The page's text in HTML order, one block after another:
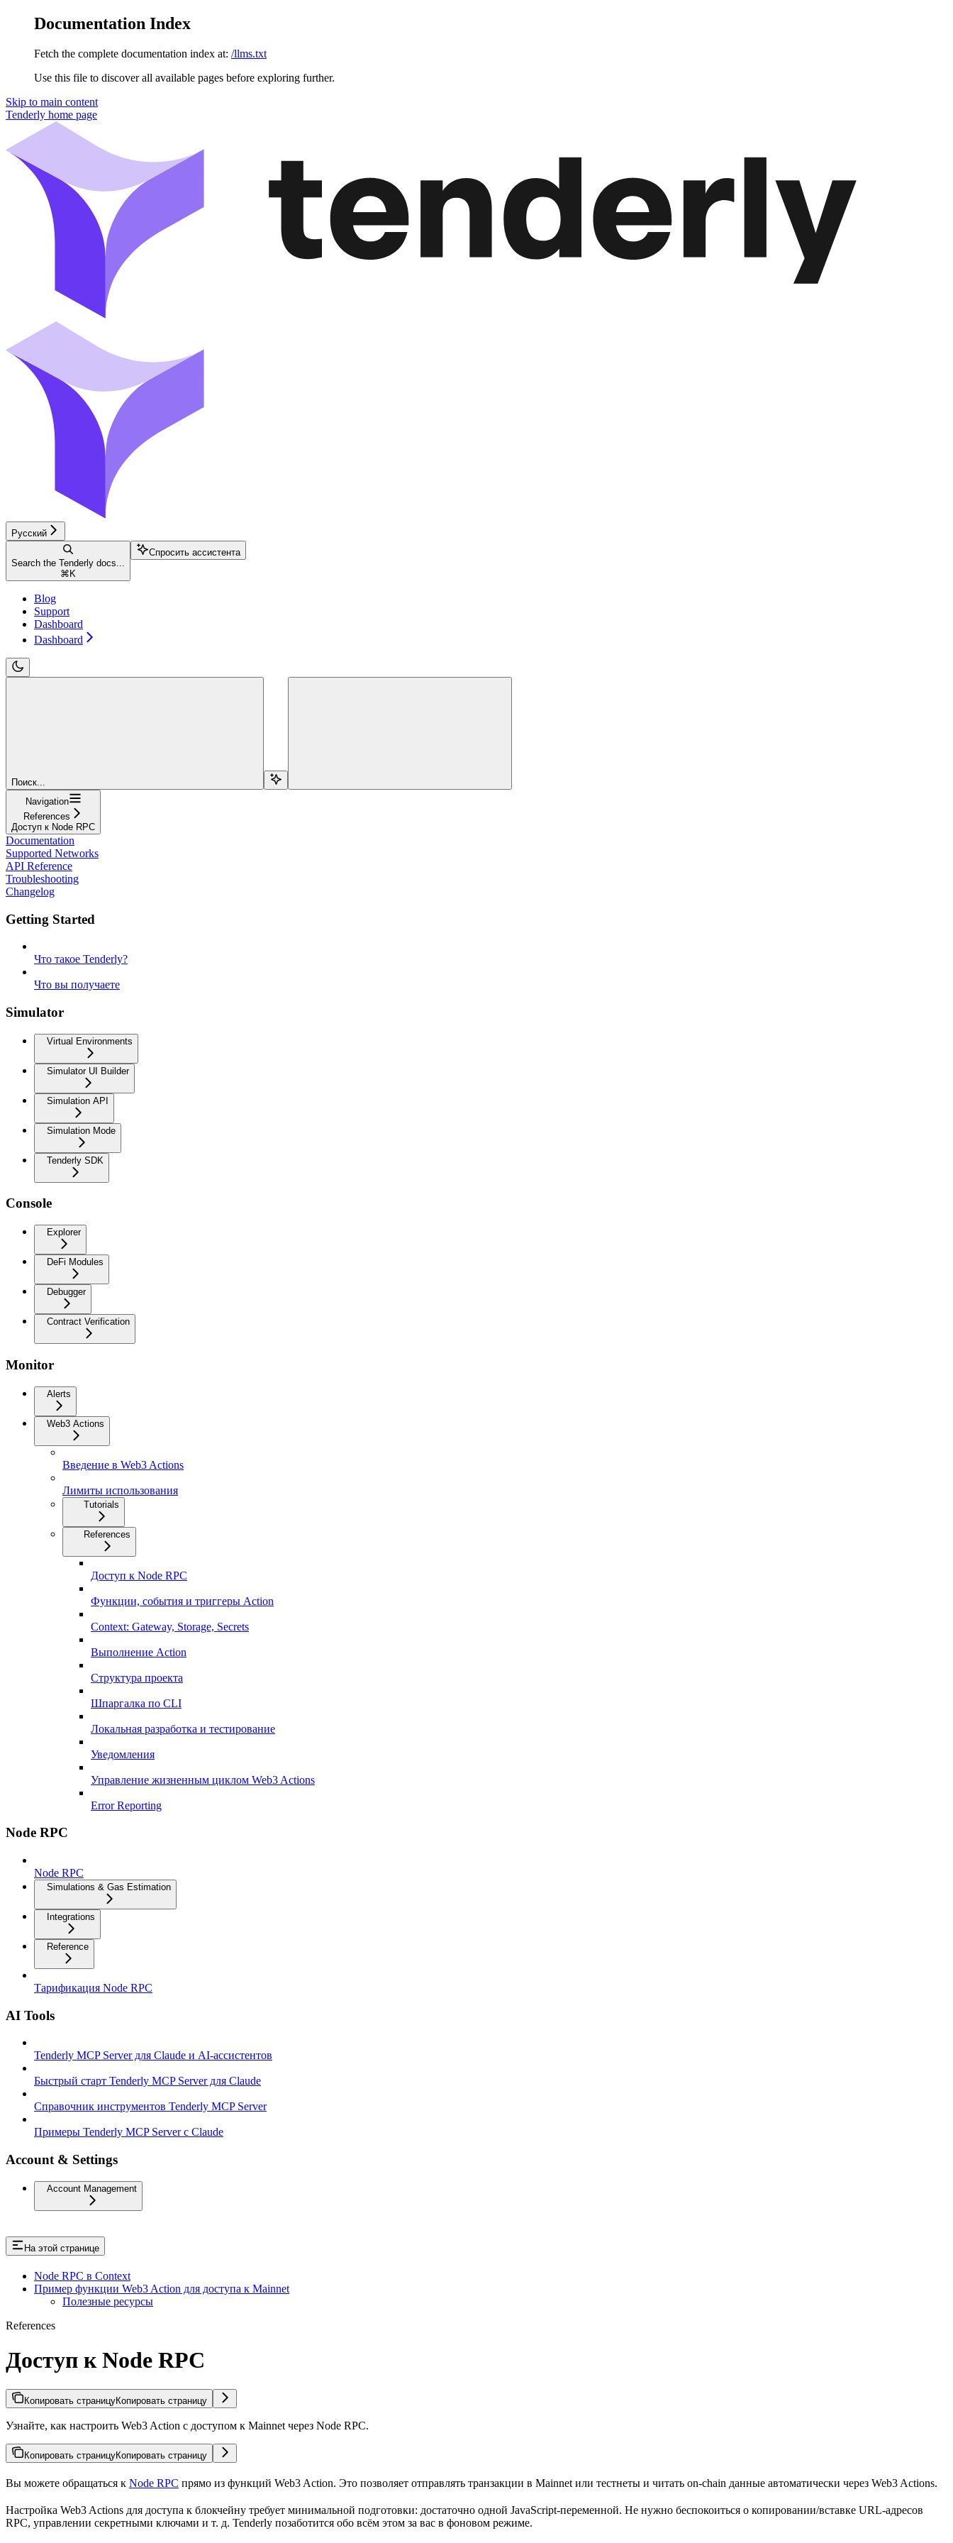
Documentation Index
Fetch the complete documentation index at: /llms.txt
Use this file to discover all available pages before exploring further.
Skip to main content
Tenderly home page
Русский
Search the Tenderly docs...
⌘ K
Спросить ассистента
Blog
Support
Dashboard
Dashboard
Поиск...
Navigation
References
Доступ к Node RPC
Documentation
Supported Networks
API Reference
Troubleshooting
Changelog
Getting Started
Что такое Tenderly?
Что вы получаете
Simulator
Virtual Environments
Simulator UI Builder
Simulation API
Simulation Mode
Tenderly SDK
Console
Explorer
DeFi Modules
Debugger
Contract Verification
Monitor
Alerts
Web3 Actions
Введение в Web3 Actions
Лимиты использования
Tutorials
References
Доступ к Node RPC
Функции, события и триггеры Action
Context: Gateway, Storage, Secrets
Выполнение Action
Структура проекта
Шпаргалка по CLI
Локальная разработка и тестирование
Уведомления
Управление жизненным циклом Web3 Actions
Error Reporting
Node RPC
Node RPC
Simulations & Gas Estimation
Integrations
Reference
Тарификация Node RPC
AI Tools
Tenderly MCP Server для Claude и AI-ассистентов
Быстрый старт Tenderly MCP Server для Claude
Справочник инструментов Tenderly MCP Server
Примеры Tenderly MCP Server с Claude
Account & Settings
Account Management
На этой странице
Node RPC в Context
Пример функции Web3 Action для доступа к Mainnet
Полезные ресурсы
References
Доступ к Node RPC
Копировать страницуКопировать страницу
Узнайте, как настроить Web3 Action с доступом к Mainnet через Node RPC.
Копировать страницуКопировать страницу
Вы можете обращаться к Node RPC прямо из функций Web3 Action. Это позволяет отправлять транзакции в Mainnet или тестнеты и читать on-chain данные автоматически через Web3 Actions.
Настройка Web3 Actions для доступа к блокчейну требует минимальной подготовки: достаточно одной JavaScript-переменной. Не нужно беспокоиться о копировании/вставке URL-адресов
RPC, управлении секретными ключами и т. д. Tenderly позаботится обо всём этом за вас в фоновом режиме.